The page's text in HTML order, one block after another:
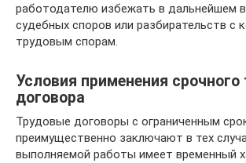
работодателю избежать в дальнейшем
судебных споров или разбирательств с
трудовым спорам.
Условия применения срочного
договора
Трудовые договоры с ограниченным
преимущественно заключают в тех
выполняемой работы имеет временный